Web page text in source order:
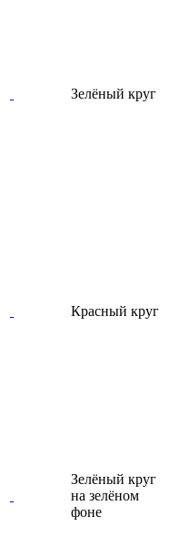
Зелёный круг
Красный круг
Зелёный круг
на зелёном
фоне